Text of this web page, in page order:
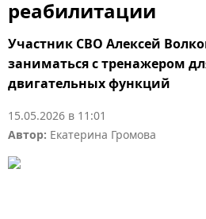
реабилитации
Участник СВО Алексей
заниматься с тренажером
двигательных функций
15.05.2026 в 11:01
Автор: Екатерина Громова